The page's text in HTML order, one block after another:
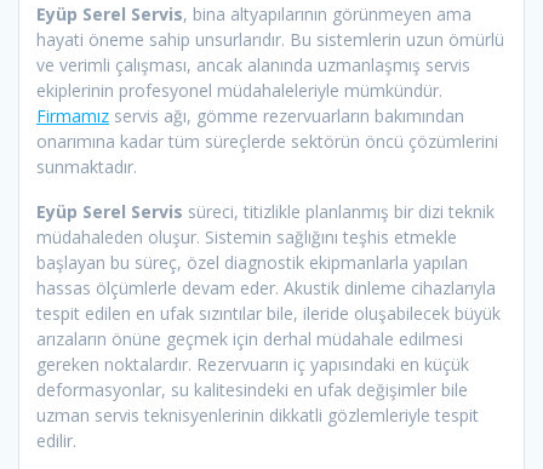
Eyüp Serel Servis, bina altyapılarının görünmeyen ama
hayati öneme sahip unsurlarıdır. Bu sistemlerin uzun ömürlü
ve verimli çalışması, ancak alanında uzmanlaşmış servis
ekiplerinin profesyonel müdahaleleriyle mümkündür.
Firmamız servis ağı, gömme rezervuarların bakımından
onarımına kadar tüm süreçlerde sektörün öncü çözümlerini
sunmaktadır.
Eyüp Serel Servis süreci, titizlikle planlanmış bir dizi teknik
müdahaleden oluşur. Sistemin sağlığını teşhis etmekle
başlayan bu süreç, özel diagnostik ekipmanlarla yapılan
hassas ölçümlerle devam eder. Akustik dinleme cihazlarıyla
tespit edilen en ufak sızıntılar bile, ileride oluşabilecek büyük
arızaların önüne geçmek için derhal müdahale edilmesi
gereken noktalardır. Rezervuarın iç yapısındaki en küçük
deformasyonlar, su kalitesindeki en ufak değişimler bile
uzman servis teknisyenlerinin dikkatli gözlemleriyle tespit
edilir.